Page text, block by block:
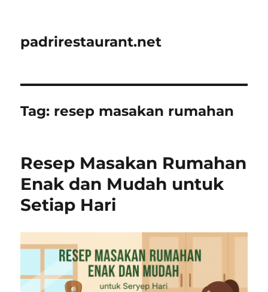
padrirestaurant.net
Tag: resep masakan rumahan
Resep Masakan Rumahan
Enak dan Mudah untuk
Setiap Hari